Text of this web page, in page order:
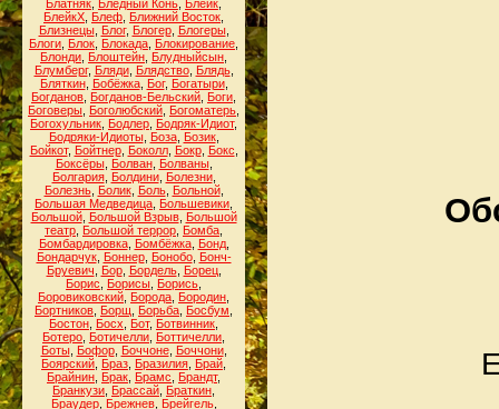
Блатняк Бледный Конь Блейк
БлейкХ Блеф Ближний Восток
Близнецы, Блог, Блогер, Блогеры,
Блоги Блок Блокада Блокирование
Блонди Блоштейн Блудныйсын
Блумберг, Бляди, Блядство, Блядь,
Бляткин, Бобёжка, Бог, Богатыри,
Богданов Богданов-Бельский Боги
Боговеры Боголюбский Богоматерь
Богохульник Бодлер Бодряк-Идиот,
Бодряки-Идиоты, Боза, Бозик,
Бойкот, Бойтнер, Боколл, Бокр, Бокс
Боксёры, Болван, Болваны,
Болгария, Болдини, Болезни,
Болезнь, Болик, Боль, Больной,
Большая Медведица Большевики
Большой, Большой Взрыв, Большой
театр Большой террор Бомба
Бомбардировка, Бомбёжка, Бонд,
Бондарчук, Боннер, Бонобо, Бонч-
Бруевич
Бор, Бордель, Борец,
Борис
Борисы Борись
Боровиковский Борода Бородин
Бортников Борщ Борьба Босбум
Бостон Босх Бот, Ботвинник
Ботеро Ботичелли Боттичелли
Боты, Бофор, Боччоне, Боччони,
Боярский Браз Бразилия Брай
Брайнин Брак Брамс Брандт,
Бранкузи Брассай Браткин
Браудер, Брежнев, Брейгель,